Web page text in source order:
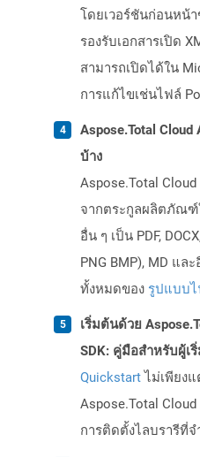
โดยเวอร์ชันก่อนหน้
รองรับเอกสารเปิด
สามารถเปิดได้ใน
การแก้ไขเช่นไฟล์
Aspose.Total
บ้าง
Aspose.Total
จากตระกูลผลิตภัณ
อื่น ๆ เป็น PDF,
PNG BMP), MD แล
ทั้งหมดของ รูปแบบไ
เริ่มต้นด้วย
SDK: คู่มือสำหรับผู้เ
Quickstartไม่เพียง
Aspose.Total
การติดตั้งไลบรารีที่จ